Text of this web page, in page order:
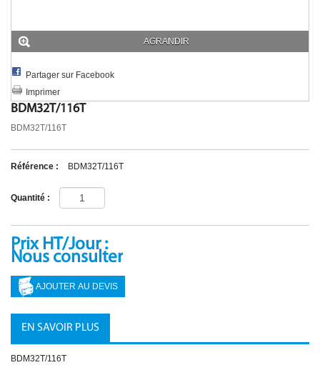
PASSAGE DE CABLE
ECLAIRAGE SECURITE
DIVERS
AGRANDIR
Partager sur Facebook
Imprimer
BDM32T/116T
BDM32T/116T
Référence : BDM32T/116T
Quantité :
Prix HT/Jour :
Nous consulter
EN SAVOIR PLUS
BDM32T/116T